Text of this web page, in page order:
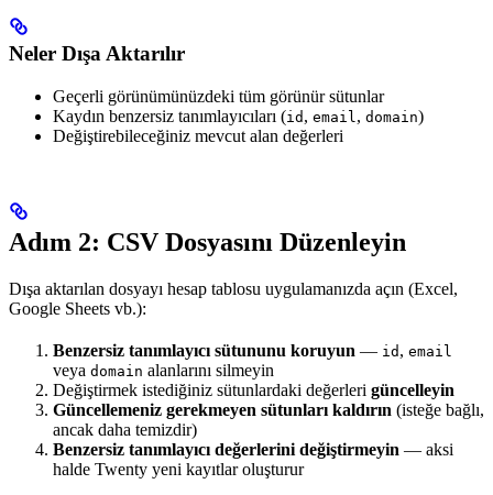
Neler Dışa Aktarılır
Geçerli görünümünüzdeki tüm görünür sütunlar
Kaydın benzersiz tanımlayıcıları (id , email , domain)
Değiştirebileceğiniz mevcut alan değerleri
Adım 2: CSV Dosyasını Düzenleyin
Dışa aktarılan dosyayı hesap tablosu uygulamanızda açın (Excel,
Google Sheets vb.):
Benzersiz tanımlayıcı sütununu koruyun — id , email
veya domain alanlarını silmeyin
Değiştirmek istediğiniz sütunlardaki değerleri güncelleyin
Güncellemeniz gerekmeyen sütunları kaldırın (isteğe bağlı,
ancak daha temizdir)
Benzersiz tanımlayıcı değerlerini değiştirmeyin — aksi
halde Twenty yeni kayıtlar oluşturur